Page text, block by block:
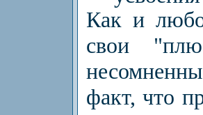
Как и
свои
факт, что